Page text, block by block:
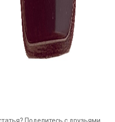
Поделитесь с друзьями